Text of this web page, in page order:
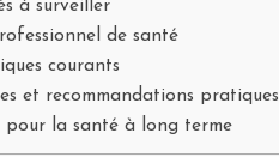
à surveiller
de santé
courants
et recommandations pratiques
pour la santé à long terme